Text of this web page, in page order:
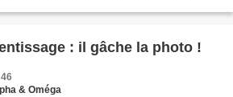
: il gâche la photo !
& Oméga